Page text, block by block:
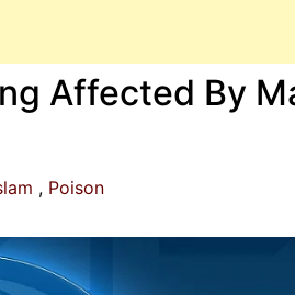
Affected By
Poison